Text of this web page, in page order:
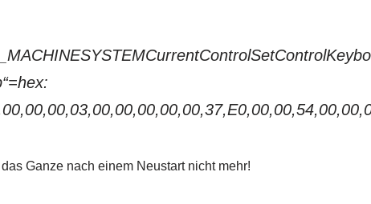
Ganze nach einem Neustart nicht mehr!